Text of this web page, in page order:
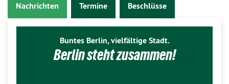
Nachrichten Termine Beschlüsse
Buntes Berlin, vielfältige Stadt.
Berlin steht zusammen!